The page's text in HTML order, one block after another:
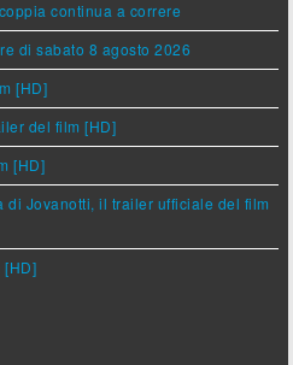
continua a correre
di sabato 8 agosto 2026
[HD]
del film [HD]
[HD]
di Jovanotti, il trailer ufficiale del film
[HD]